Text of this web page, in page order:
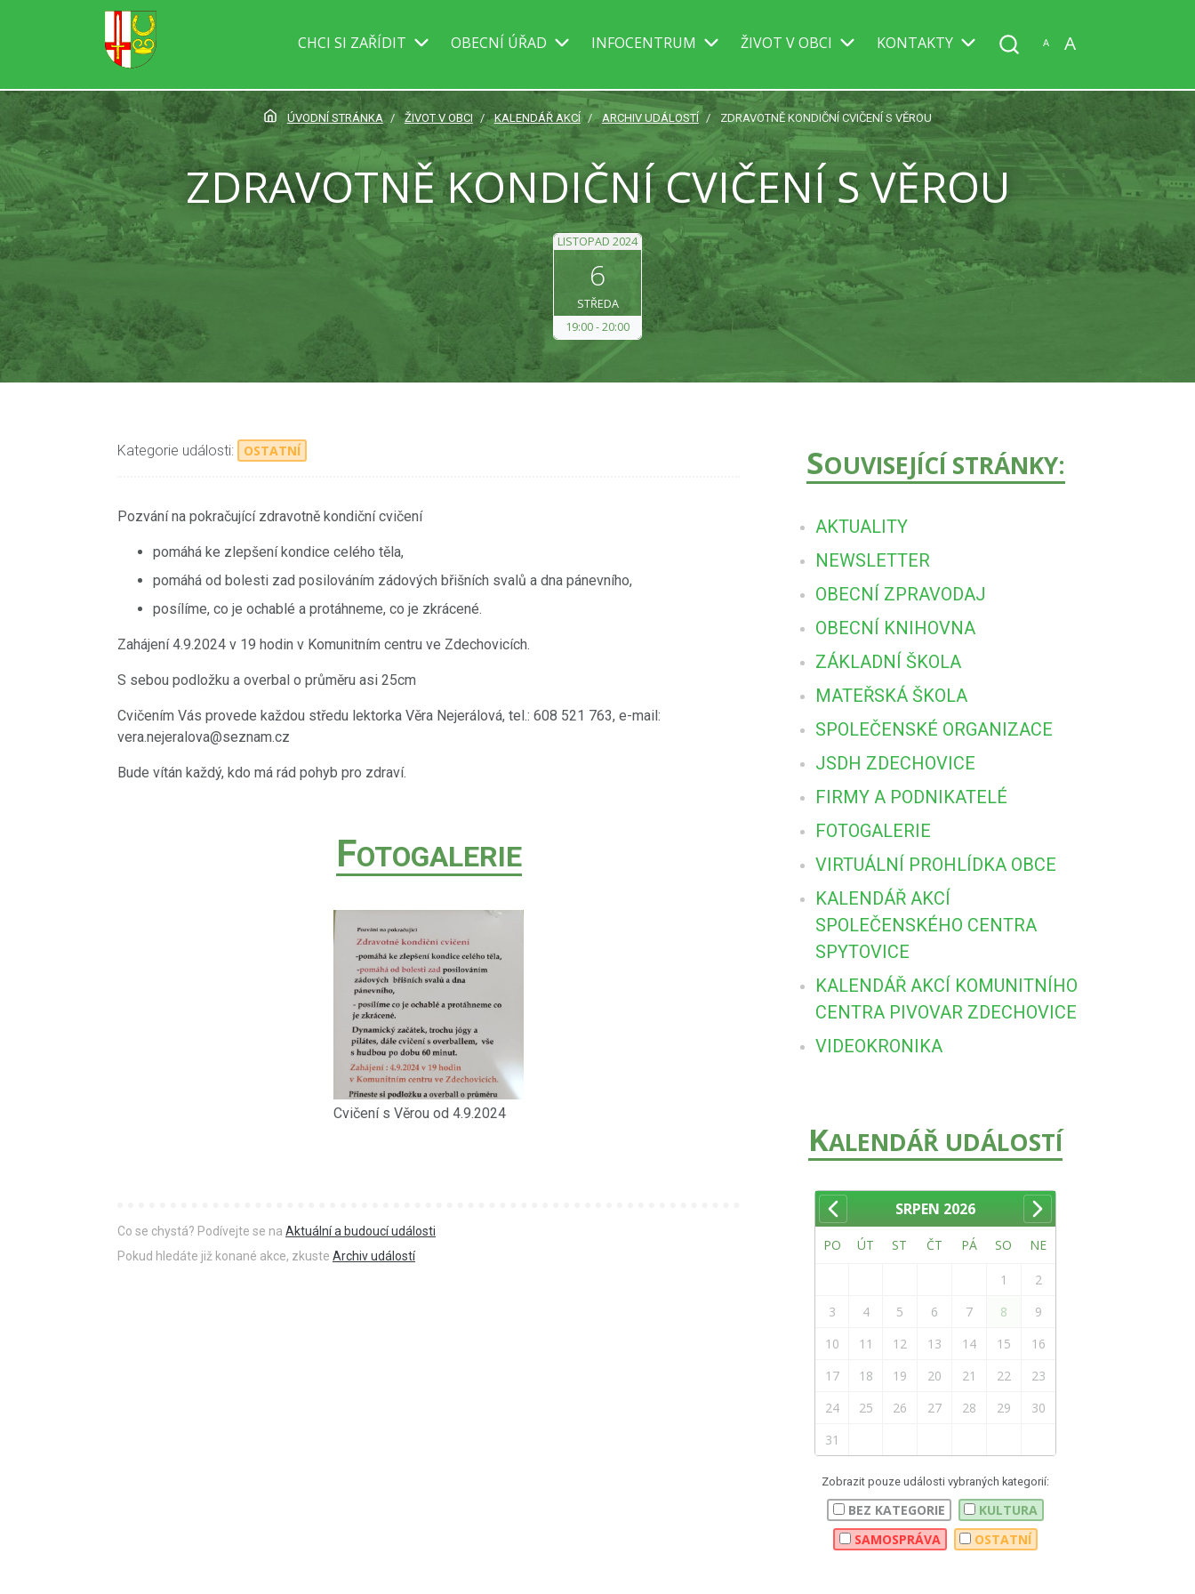
CHCI SI ZAŘÍDIT OBECNÍ ÚŘAD INFOCENTRUM ŽIVOT V OBCI KONTAKTY A A
ÚVODNÍ STRÁNKA ŽIVOT V OBCI KALENDÁŘ AKCÍ ARCHIV UDÁLOSTÍ ZDRAVOTNĚ KONDIČNÍ CVIČENÍ S VĚROU
ZDRAVOTNĚ KONDIČNÍ CVIČENÍ S VĚROU
LISTOPAD 2024
6
STŘEDA
19:00 20:00
Kategorie události: OSTATNÍ
Pozvání na pokračující zdravotně kondiční cvičení
pomáhá ke zlepšení kondice celého těla,
pomáhá od bolesti zad posilováním zádových břišních svalů a dna pánevního,
posílíme, co je ochablé a protáhneme, co je zkrácené.
Zahájení 4.9.2024 v 19 hodin v Komunitním centru ve Zdechovicích.
S sebou podložku a overbal o průměru asi 25cm
Cvičením Vás provede každou středu lektorka Věra Nejerálová, tel.: 608 521 763, e-mail:
vera.nejeralova@seznam.cz
Bude vítán každý, kdo má rád pohyb pro zdraví.
FOTOGALERIE
Cvičení s Věrou od 4.9.2024
Co se chystá? Podívejte se na Aktuální a budoucí události
Pokud hledáte již konané akce, zkuste Archiv událostí
SOUVISEJÍCÍ STRÁNKY:
AKTUALITY
NEWSLETTER
OBECNÍ ZPRAVODAJ
OBECNÍ KNIHOVNA
ZÁKLADNÍ ŠKOLA
MATEŘSKÁ ŠKOLA
SPOLEČENSKÉ ORGANIZACE
JSDH ZDECHOVICE
FIRMY A PODNIKATELÉ
FOTOGALERIE
VIRTUÁLNÍ PROHLÍDKA OBCE
KALENDÁŘ AKCÍ
SPOLEČENSKÉHO CENTRA
SPYTOVICE
KALENDÁŘ AKCÍ KOMUNITNÍHO
CENTRA PIVOVAR ZDECHOVICE
VIDEOKRONIKA
KALENDÁŘ UDÁLOSTÍ
SRPEN 2026
PO ÚT ST ČT PÁ SO NE
1
2
3
4 5 6 7 8
9
10
11 12 13 14 15
16
17
18 19 20 21 22
23
24
25 26 27 28 29
30
31
Zobrazit pouze události vybraných kategorií:
BEZ KATEGORIE
KULTURA
SAMOSPRÁVA
OSTATNÍ